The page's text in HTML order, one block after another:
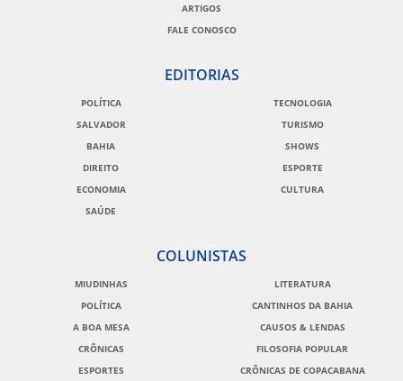
ARTIGOS
FALE CONOSCO
EDITORIAS
POLÍTICA
SALVADOR
BAHIA
DIREITO
ECONOMIA
SAÚDE
TECNOLOGIA
TURISMO
SHOWS
ESPORTE
CULTURA
COLUNISTAS
MIUDINHAS
POLÍTICA
A BOA MESA
CRÔNICAS
ESPORTES
LITERATURA
CANTINHOS DA BAHIA
CAUSOS & LENDAS
FILOSOFIA POPULAR
CRÔNICAS DE COPACABANA